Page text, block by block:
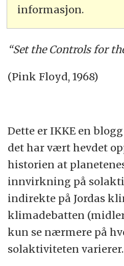
informasjon.
“Set the Controls for
(Pink Floyd, 1968)
Dette er IKKE en
det har vært hevdet
historien at
innvirkning på
indirekte på Jordas
klimadebatten
kun se nærmere på
solaktiviteten varierer.